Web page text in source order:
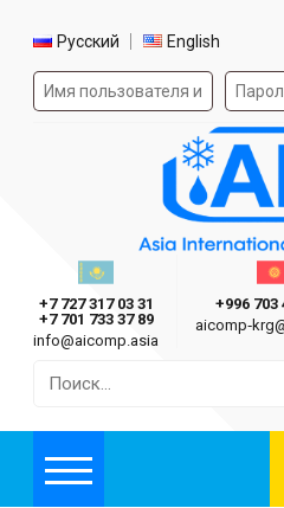
Выбор языка
Русский English
Форма
Asia International Company
Казахстан г.
+7 727 317 03 31
+7 701 733 37 89
info@aicomp.asia
+996 703
Меню